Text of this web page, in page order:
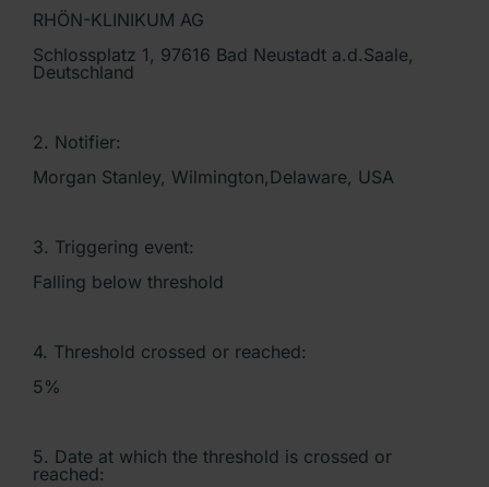
RHÖN-KLINIKUM AG
Schlossplatz 1, 97616 Bad Neustadt a.d.Saale,
Deutschland
2. Notifier:
Morgan Stanley, Wilmington,Delaware, USA
3. Triggering event:
Falling below threshold
4. Threshold crossed or reached:
5%
5. Date at which the threshold is crossed or
reached: